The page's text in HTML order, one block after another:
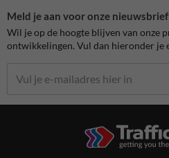
Meld je aan voor onze nieuwsbrief
Wil je op de hoogte blijven van onze
ontwikkelingen. Vul dan hieronder je